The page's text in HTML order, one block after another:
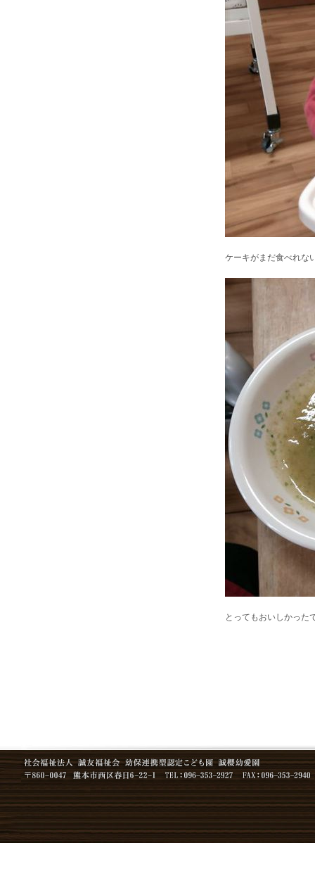
ケーキがまだ食べれな
とってもおいしかった